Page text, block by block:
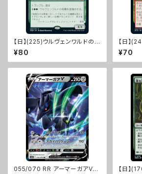
【日】(225)ウルヴェンワルドの奇
異/Ulvenwald Oddity[VOW]
¥80
【日】
ー/
[MID]
¥70
055/070 RR アーマーガアV【s
【日】